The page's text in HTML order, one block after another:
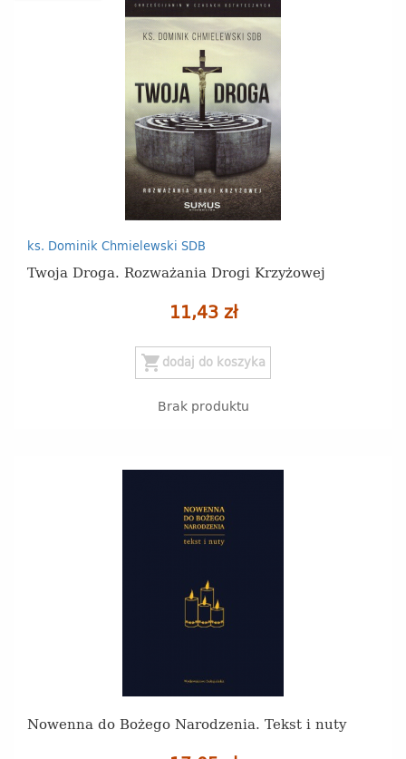
ks. Dominik Chmielewski SDB
Twoja Droga. Rozważania Drogi Krzyżowej
11,43 zł
shopping_cart dodaj do koszyka
Brak produktu
Nowenna do Bożego Narodzenia. Tekst i nuty